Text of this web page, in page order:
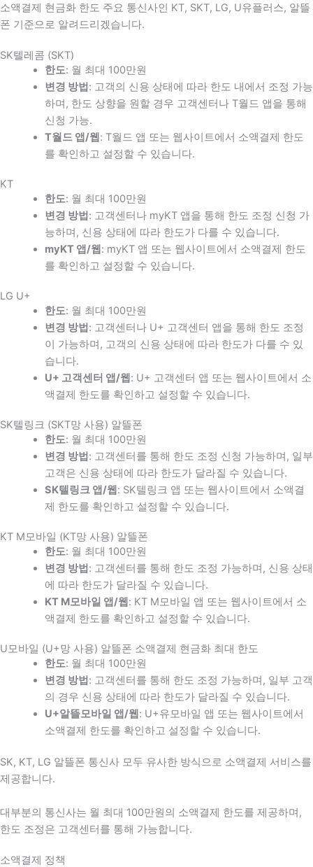
소액결제 현금화 한도 주요 통신사인 KT, SKT, LG, U유플러스, 알뜰
폰 기준으로 알려드리겠습니다.
SK텔레콤 (SKT)
한도: 월 최대 100만원
변경 방법 : 고객의 신용 상태에 따라 한도 내에서 조정 가능
하며, 한도 상향을 원할 경우 고객센터나 T월드 앱을 통해
신청 가능.
T월드 앱/웹 : T월드 앱 또는 웹사이트에서 소액결제 한도
를 확인하고 설정할 수 있습니다.
KT
한도: 월 최대 100만원
변경 방법 : 고객센터나 myKT 앱을 통해 한도 조정 신청 가
능하며, 신용 상태에 따라 한도가 다를 수 있습니다.
myKT 앱/웹 : myKT 앱 또는 웹사이트에서 소액결제 한도
를 확인하고 설정할 수 있습니다.
LG U+
한도: 월 최대 100만원
변경 방법 : 고객센터나 U+ 고객센터 앱을 통해 한도 조정
이 가능하며, 고객의 신용 상태에 따라 한도가 다를 수 있
습니다.
U+ 고객센터 앱/웹 : U+ 고객센터 앱 또는 웹사이트에서 소
액결제 한도를 확인하고 설정할 수 있습니다.
SK텔링크 (SKT망 사용) 알뜰폰
한도: 월 최대 100만원
변경 방법 : 고객센터를 통해 한도 조정 신청 가능하며, 일부
고객은 신용 상태에 따라 한도가 달라질 수 있습니다.
SK텔링크 앱/웹 : SK텔링크 앱 또는 웹사이트에서 소액결
제 한도를 확인하고 설정할 수 있습니다.
KT M모바일 (KT망 사용) 알뜰폰
한도: 월 최대 100만원
변경 방법 : 고객센터를 통해 한도 조정 가능하며, 신용 상태
에 따라 한도가 달라질 수 있습니다.
KT M모바일 앱/웹 : KT M모바일 앱 또는 웹사이트에서 소
액결제 한도를 확인하고 설정할 수 있습니다.
U모바일 (U+망 사용) 알뜰폰 소액결제 현금화 최대 한도
한도: 월 최대 100만원
변경 방법 : 고객센터를 통해 한도 조정 가능하며, 일부 고객
의 경우 신용 상태에 따라 한도가 달라질 수 있습니다.
U+알뜰모바일 앱/웹 : U+유모바일 앱 또는 웹사이트에서
소액결제 한도를 확인하고 설정할 수 있습니다.
SK, KT, LG 알뜰폰 통신사 모두 유사한 방식으로 소액결제 서비스를
제공합니다.
대부분의 통신사는 월 최대 100만원의 소액결제 한도를 제공하며,
한도 조정은 고객센터를 통해 가능합니다.
소액결제 정책